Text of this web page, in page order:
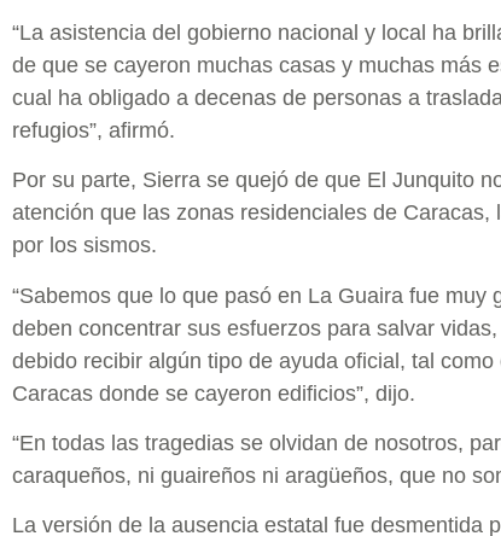
“La asistencia del gobierno nacional y local ha
de que se cayeron muchas casas y muchas más
cual ha obligado a decenas de personas a
refugios”, afirmó.
Por su parte, Sierra se quejó de que El Junquito
atención que las zonas residenciales de
por los sismos.
“Sabemos que lo que pasó en La Guaira fue muy
deben concentrar sus esfuerzos para salvar
debido recibir algún tipo de ayuda oficial, tal
Caracas donde se cayeron edificios”, dijo.
“En todas las tragedias se olvidan de nosotros,
caraqueños, ni guaireños ni aragüeños, que no
La versión de la ausencia estatal fue desmentida